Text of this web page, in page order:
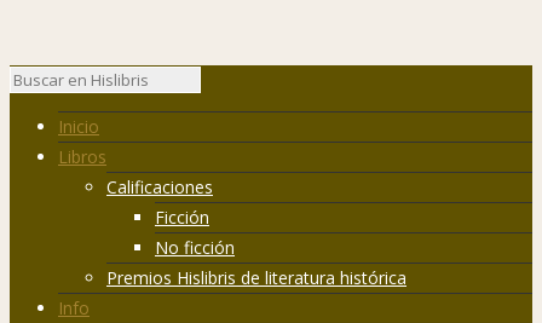
Inicio
Libros
Calificaciones
Ficción
No ficción
Premios Hislibris de literatura histórica
Info